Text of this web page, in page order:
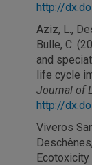
http://
Aziz, L.,
Bulle, C.
and
life cycle
Journal of
http://
Viveros